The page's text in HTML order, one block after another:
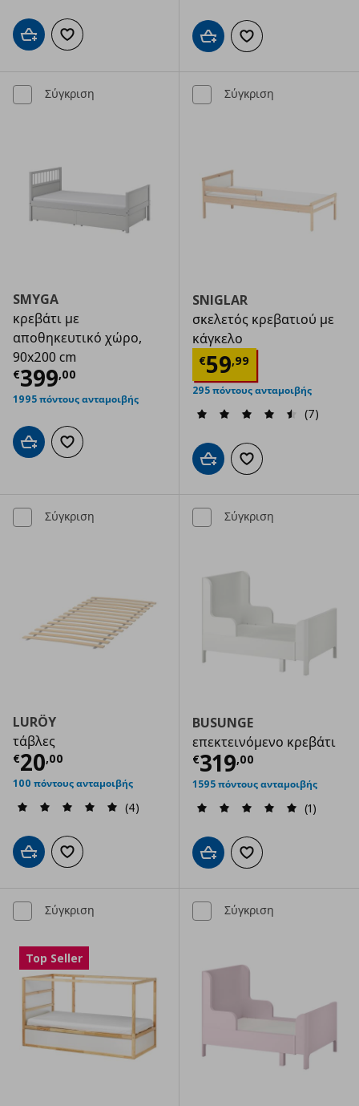
Προσθήκη στο καλάθι
Προσθήκη στα αγαπημένα Προσθήκη στο καλάθι
Προσθήκη στα
Σύγκριση
SMYGA
κρεβάτι με
αποθηκευτικό χώρο,
90x200 cm
€399,00
Τρέχουσα τιμή € 399,00
1995 πόντους ανταμοιβής
Προσθήκη στο καλάθι
Προσθήκη στα αγαπημένα
Σύγκριση
SNIGLAR
σκελετός κρεβατιού με
κάγκελο
€59,99
Τρέχουσα
295 πόντους ανταμοιβής
(7)
Προσθήκη στο καλάθι
Προσθήκη στα
Σύγκριση
LURÖY
τάβλες
€20,00
Τρέχουσα τιμή € 20,00
100 πόντους ανταμοιβής
(4)
Προσθήκη στο καλάθι
Προσθήκη στα αγαπημένα
Σύγκριση
BUSUNGE
επεκτεινόμενο κρεβάτι
€319,00
Τρέχουσα
1595 πόντους ανταμοιβής
(1)
Προσθήκη στο καλάθι
Προσθήκη στα
Σύγκριση
Top Seller
Σύγκριση